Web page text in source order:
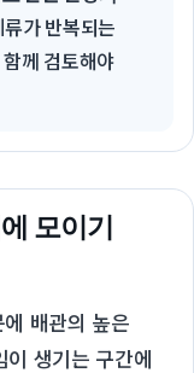
류가 반복되는
께 검토해야
모이기
배관의 높은
생기는 구간에